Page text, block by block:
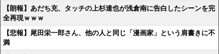
【朗報】あだち充、タッチの上杉達也が浅倉南に告白したシーンを完
全再現ｗｗｗ
【悲報】尾田栄一郎さん、他の人と同じ「漫画家」という肩書きに不
満